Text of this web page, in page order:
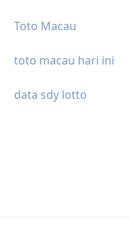
Toto Macau
toto macau hari ini
data sdy lotto